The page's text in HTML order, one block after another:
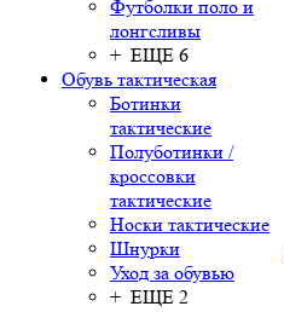
Футболки поло и
лонгсливы
+ ЕЩЕ 6
Обувь тактическая
Ботинки
тактические
Полуботинки /
кроссовки
тактические
Носки тактические
Шнурки
Уход за обувью
+ ЕЩЕ 2